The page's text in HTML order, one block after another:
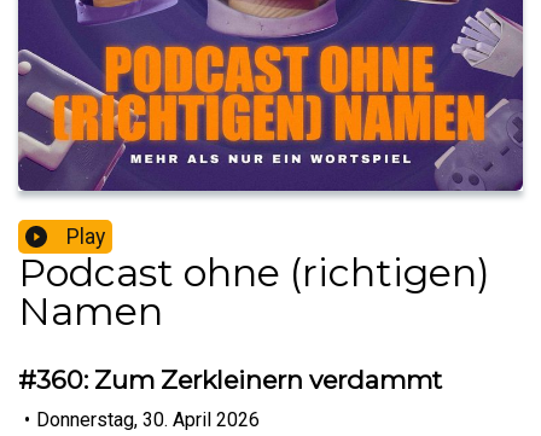
Play
Podcast ohne (richtigen)
Namen
#360: Zum Zerkleinern verdammt
• Donnerstag, 30. April 2026